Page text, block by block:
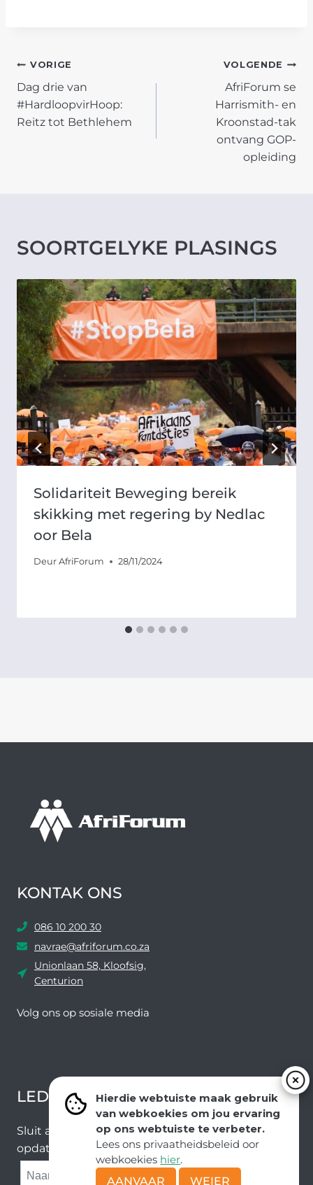
Hierdie webtuiste maak gebruik
van webkoekies om jou ervaring
op ons webtuiste te verbeter.
Lees ons privaatheidsbeleid oor
webkoekies hier.
AANVAAR
WEIER
POST
NAVIGATION
VORIGE
Dag drie van
#HardloopvirHoop:
Reitz tot Bethlehem
VOLGENDE
AfriForum se
Harrismith- en
Kroonstad-tak
ontvang GOP-
opleiding
SOORTGELYKE PLASINGS
Solidariteit Beweging bereik
skikking met regering by Nedlac
oor Bela
Deur AfriForum 28/11/2024
KONTAK ONS
086 10 200 30
navrae@afriforum.co.za
Unionlaan 58, Kloofsig,
Centurion
Volg ons ​​op sosiale media
LEDEVOORDELE NUUSBRIEF
Sluit aan by ons e-poslys om die nuutste nuus en
opdaterings van ons span te ontvang.